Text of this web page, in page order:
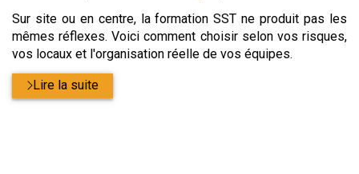
Sur site ou en centre, la formation SST ne produit pas les
mêmes réflexes. Voici comment choisir selon vos risques,
vos locaux et l'organisation réelle de vos équipes.
Lire la suite